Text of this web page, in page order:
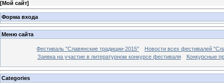
[Мой сайт]
Форма входа
Меню сайта
Фестиваль "Славянские традиции-2015"
Новости всех фестивалей
Заявка на участие в литературном конкурсе фестиваля
Конкурсные
Categories